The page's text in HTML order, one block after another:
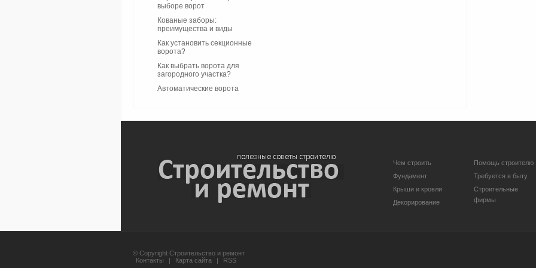
выборе ворот
Кованые заборы:
преимущества и виды
Как установить секционные
ворота?
Как выбрать ворота для
загородного участка?
Автоматические ворота
Чем строить
Фундамент
Крыши и кровли
Декорирование
Помощь строителю
Требуется в быту
Строительные
фирмы
© Copyright Строительство и ремонт
Контакты
| Карта сайта | RSS